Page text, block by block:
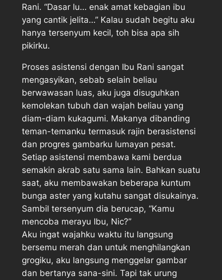
Rani. “Dasar lu… enak amat kebagian ibu
yang cantik jelita…” Kalau sudah begitu aku
hanya tersenyum kecil, toh bisa apa sih
pikirku.
Proses asistensi dengan Ibu Rani sangat
mengasyikan, sebab selain beliau
berwawasan luas, aku juga disuguhkan
kemolekan tubuh dan wajah beliau yang
diam-diam kukagumi. Makanya dibanding
teman-temanku termasuk rajin berasistensi
dan progres gambarku lumayan pesat.
Setiap asistensi membawa kami berdua
semakin akrab satu sama lain. Bahkan suatu
saat, aku membawakan beberapa kuntum
bunga aster yang kutahu sangat disukainya.
Sambil tersenyum dia berucap, “Kamu
mencoba merayu Ibu, Nic?”
Aku ingat wajahku waktu itu langsung
bersemu merah dan untuk menghilangkan
grogiku, aku langsung menggelar gambar
dan bertanya sana-sini. Tapi tak urung